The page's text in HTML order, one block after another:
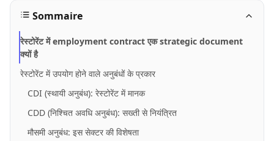
Sommaire
रेस्टोरेंट में employment contract एक strategic document
क्यों है
रेस्टोरेंट में उपयोग होने वाले अनुबंधों के प्रकार
CDI (स्थायी अनुबंध): रेस्टोरेंट में मानक
CDD (निश्चित अवधि अनुबंध): सख्ती से नियंत्रित
मौसमी अनुबंध: इस सेक्टर की विशेषता